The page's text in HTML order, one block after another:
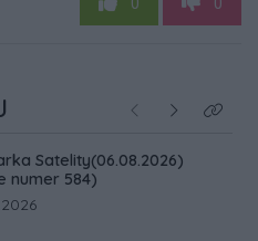
Poprzednie
NastępneKliknij
Satelity(06.08.2026)
numer 584)
artykułu: